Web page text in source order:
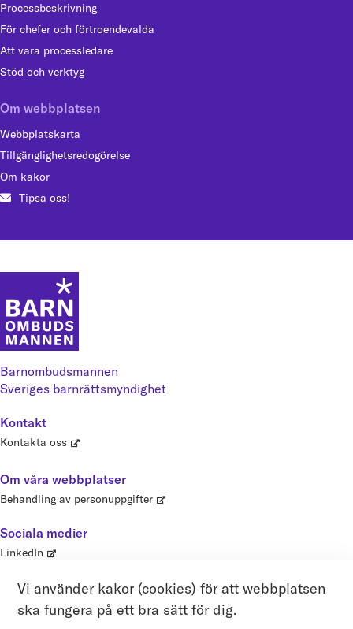
Vi använder kakor (cookies) för att webbplatsen
ska fungera på ett bra sätt för dig.
Processbeskrivning
För chefer och förtroendevalda
Att vara processledare
Stöd och verktyg
Om webbplatsen
Webbplatskarta
Tillgänglighetsredogörelse
Om kakor
Tipsa oss!
Barnombudsmannen
Sveriges barnrättsmyndighet
Kontakt
Kontakta oss
Om våra webbplatser
Behandling av personuppgifter
Sociala medier
LinkedIn
Våra tjänster
Barnombudsmannen